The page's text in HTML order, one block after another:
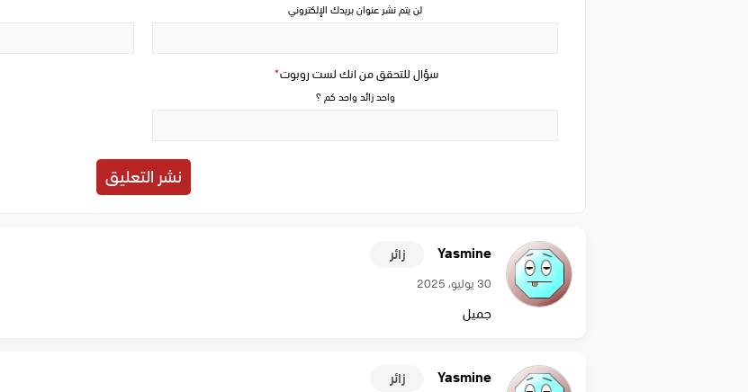
سؤال للتحقق من انك لست روبوت*
واحد زائد واحد كم ؟
لن يتم نشر عنوان بريدك الإلكتروني
Yasmine زائر
30 يوليو، 2025
جميل
Yasmine زائر